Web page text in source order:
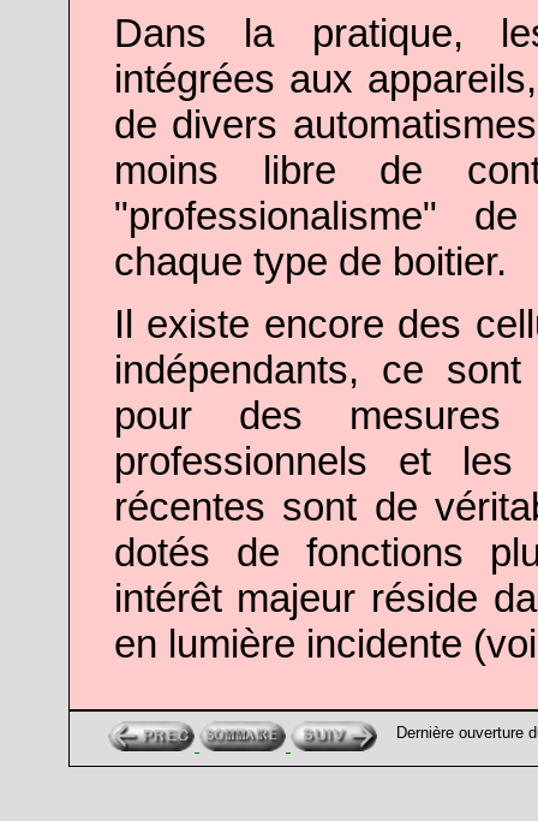
Dans la pratique,
intégrées aux
de divers
moins libre de
"professionalisme"
chaque type de boitier.
Il existe encore des
indépendants, ce
pour des
professionnels et
récentes sont de
dotés de fonctions
intérêt majeur réside
en lumière incidente
Dernière ouverture